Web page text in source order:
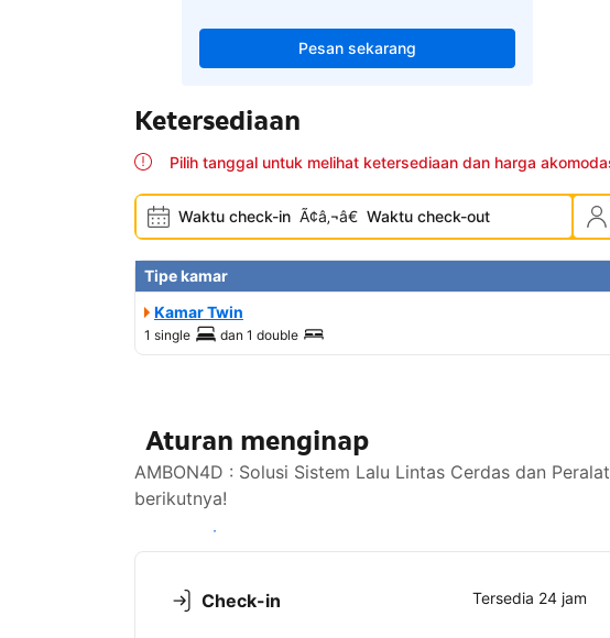
Pesan sekarang
Ketersediaan
Pilih tanggal untuk melihat ketersediaan dan harga
Waktu check-in Ã¢â‚¬â€ Waktu check-out
Tipe kamar
Kamar Twin
1 single dan 1 double
Aturan menginap
AMBON4D : Solusi Sistem Lalu Lintas Cerdas dan
berikutnya!
Lihat ketersediaan
Check-in Tersedia 24 jam